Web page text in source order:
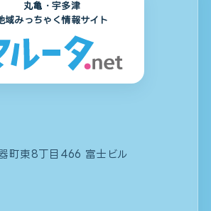
丸亀・宇多津
域みっちゃく情報サイト
町東8丁目466 富士ビル